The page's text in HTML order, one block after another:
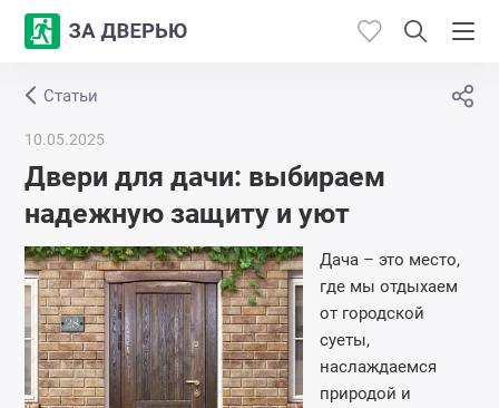
Каталог
Производители
Работы
Откосы
Контакты
Статьи
10.05.2025
Двери для дачи: выбираем
надежную защиту и уют
Дача – это место,
где мы отдыхаем
от городской
суеты,
наслаждаемся
природой и